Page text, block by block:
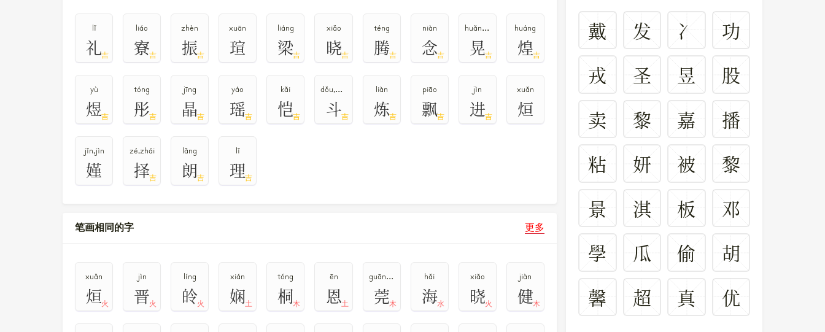
lǐ
礼吉
liáo
寮吉
zhèn
振吉
xuān
瑄
liáng
梁吉
xiǎo
晓吉
téng
腾吉
niàn
念吉
huǎng,huàng
晃吉
huáng
煌吉
yù
煜吉
tóng
彤吉
jīng
晶吉
yáo
瑶吉
kǎi
恺吉
dǒu,dòu
斗吉
liàn
炼吉
piāo
飘吉
jìn
进吉
xuǎn
烜
jǐn,jìn
嫤
zé,zhái
择吉
lǎng
朗吉
lǐ
理吉
笔画相同的字 更多
xuǎn
烜火
jìn
晋火
líng
皊火
xián
娴土
tóng
桐木
ēn
恩土
guān,guǎn,wǎn
莞木
hǎi
海水
xiǎo
晓火
jiàn
健木
戴 发 冫
功
戎
圣 昱
股
卖
黎 嘉
播
粘
妍 被
黎
景
淇 板
邓
學
瓜 偷
胡
馨
超 真 优